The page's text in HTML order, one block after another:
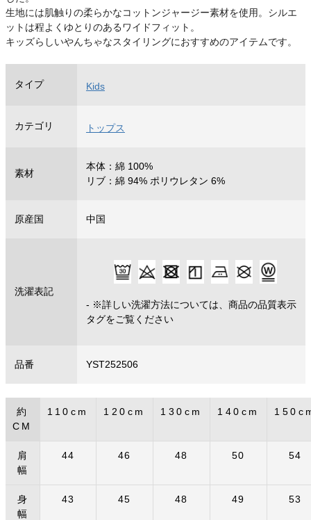
生地には肌触りの柔らかなコットンジャージー素材を使用。シルエ
ットは程よくゆとりのあるワイドフィット。
キッズらしいやんちゃなスタイリングにおすすめのアイテムです。
タイプ Kids
カテゴリ トップス
素材
本体：綿 100%
リブ：綿 94% ポリウレタン 6%
原産国 中国
洗濯表記
- ※詳しい洗濯方法については、商品の品質表示
タグをご覧ください
品番 YST252506
約
CM
110cm 120cm 130cm 140cm
肩
幅
44 46 48 50 54
身
幅
43 45 48 49 53